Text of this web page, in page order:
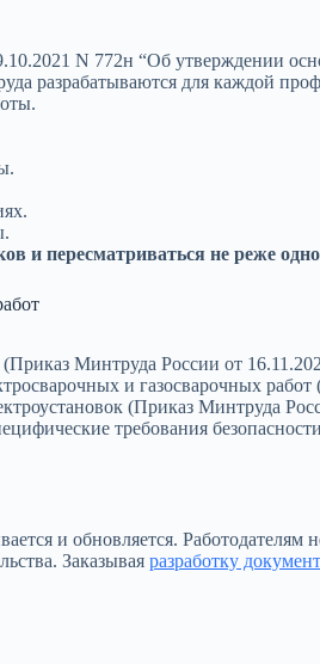
N 772н “Об утверждении
разрабатываются для каждой
пересматриваться не реже
Минтруда России от
и газосварочных
(Приказ Минтруда
требования
и обновляется.
Заказывая разработку